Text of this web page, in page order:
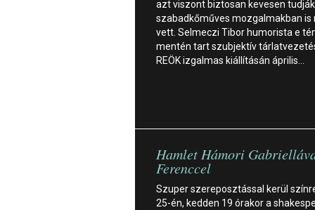
azt viszont biztosan kevesen
szabadkőműves mozgalmakban is
vett. Selmeczi Tibor humorista e
mentén tart szubjektív
REÖK izgalmas kiállításán április…
Hamlet Hámori
Ferenccel
Szuper szereposztással kerül
25-én, kedden 19 órakor a